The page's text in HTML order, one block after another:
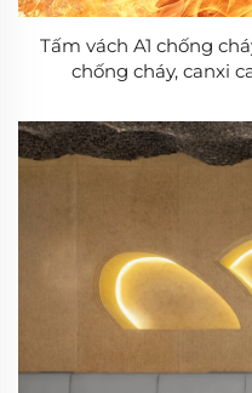
Tấm vách A1 chống
chống cháy, canxi